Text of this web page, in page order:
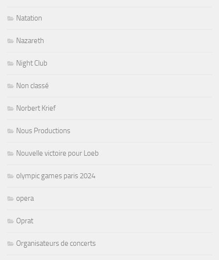
Natation
Nazareth
Night Club
Non classé
Norbert Krief
Nous Productions
Nouvelle victoire pour Loeb
olympic games paris 2024
opera
Oprat
Organisateurs de concerts